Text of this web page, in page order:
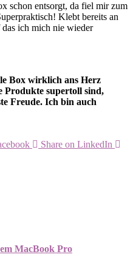
schon entsorgt, da fiel mir zum
Klebt bereits an
ich mich nie wieder
Box wirklich ans Herz
Produkte supertoll sind,
Freude. Ich bin auch
Share on LinkedIn
MacBook Pro